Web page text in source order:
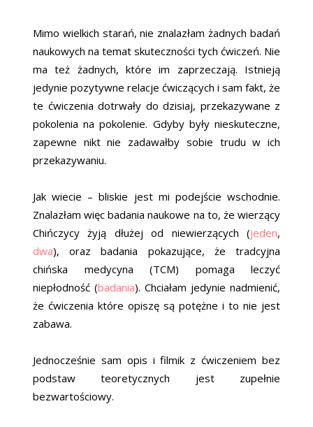
Mimo wielkich starań, nie znalazłam żadnych badań
naukowych na temat skuteczności tych ćwiczeń. Nie
ma też żadnych, które im zaprzeczają. Istnieją
jedynie pozytywne relacje ćwiczących i sam fakt, że
te ćwiczenia dotrwały do dzisiaj, przekazywane z
pokolenia na pokolenie. Gdyby były nieskuteczne,
zapewne nikt nie zadawałby sobie trudu w ich
przekazywaniu.
Jak wiecie – bliskie jest mi podejście wschodnie.
Znalazłam więc badania naukowe na to, że wierzący
Chińczycy żyją dłużej od niewierzących (jeden,
dwa), oraz badania pokazujące, że tradcyjna
chińska medycyna (TCM) pomaga leczyć
niepłodność (badania). Chciałam jedynie nadmienić,
że ćwiczenia które opiszę są potężne i to nie jest
zabawa.
Jednocześnie sam opis i filmik z ćwiczeniem bez
podstaw teoretycznych jest zupełnie
bezwartościowy.